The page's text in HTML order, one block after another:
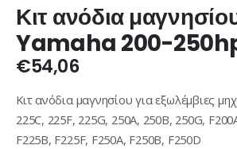
Κιτ ανόδια
Yamaha 200-
€54,06
Κιτ ανόδια μαγνησίου για εξωλέμβιες
225C, 225F, 225G, 250A, 250B, 250G,
F225B, F225F, F250A, F250B, F250D